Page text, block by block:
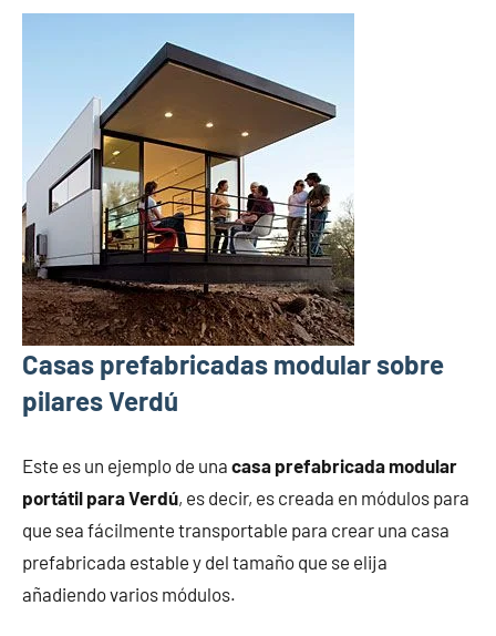
Casas prefabricadas modular sobre
pilares Verdú
Este es un ejemplo de una casa prefabricada modular
portátil para Verdú, es decir, es creada en módulos para
que sea fácilmente transportable para crear una casa
prefabricada estable y del tamaño que se elija
añadiendo varios módulos.